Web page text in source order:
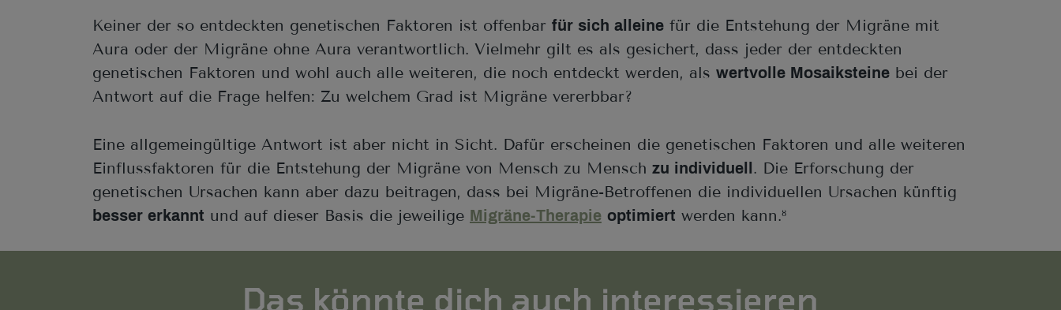
Keiner der so entdeckten genetischen Faktoren ist offenbar für sich alleine für die Entstehung der Migräne mit
Aura oder der Migräne ohne Aura verantwortlich. Vielmehr gilt es als gesichert, dass jeder der entdeckten
genetischen Faktoren und wohl auch alle weiteren, die noch entdeckt werden, als wertvolle Mosaiksteine bei der
Antwort auf die Frage helfen: Zu welchem Grad ist Migräne vererbbar?
Eine allgemeingültige Antwort ist aber nicht in Sicht. Dafür erscheinen die genetischen Faktoren und alle weiteren
Einflussfaktoren für die Entstehung der Migräne von Mensch zu Mensch zu individuell . Die Erforschung der
genetischen Ursachen kann aber dazu beitragen, dass bei Migräne-Betroffenen die individuellen Ursachen künftig
besser erkannt und auf dieser Basis die jeweilige Migräne-Therapie optimiert werden kann.8
Das könnte dich auch interessieren